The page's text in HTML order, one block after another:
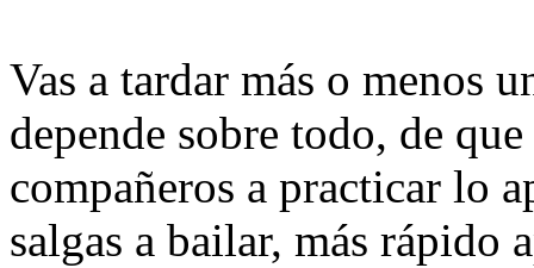
Vas a tardar más o menos
depende sobre todo, de
compañeros a practicar lo
salgas a bailar, más rápido